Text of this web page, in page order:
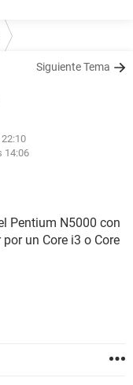
Siguiente Tema
14:06
Pentium N5000 con
un Core i3 o Core